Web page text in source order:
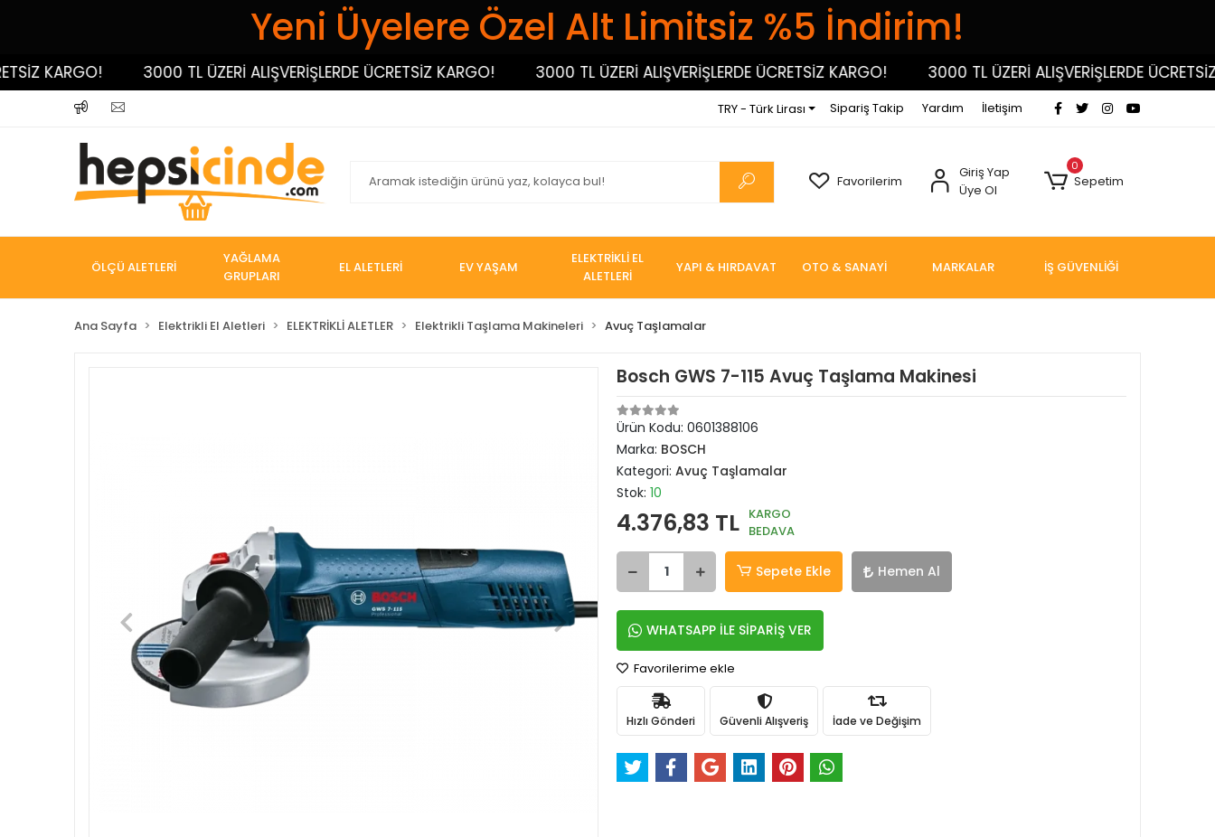
Yeni Üyelere Özel Alt Limitsiz %5 İndirim!
KARGO! 3000 TL ÜZERİ ALIŞVERİŞLERDE ÜCRETSİZ KARGO! 3000 TL ÜZERİ ALIŞVERİŞLERDE ÜCRETSİZ KARGO! 3000 TL ÜZERİ ALIŞVERİŞLERDE ÜCRETSİZ
TRY - Türk Lirası Sipariş Takip Yardım İletişim
Favorilerim
Giriş Yap
Üye Ol
0
Sepetim
ÖLÇÜ ALETLERİ
YAĞLAMA
GRUPLARI
EL ALETLERİ EV YAŞAM
ELEKTRİKLİ EL
ALETLERİ
YAPI & HIRDAVAT OTO & SANAYİ MARKALAR İŞ GÜVENLİĞİ
Ana Sayfa Elektrikli El Aletleri ELEKTRİKLİ ALETLER Elektrikli Taşlama Makineleri Avuç Taşlamalar
Bosch GWS 7-115 Avuç Taşlama Makinesi
Ürün Kodu: 0601388106
Marka: BOSCH
Kategori: Avuç Taşlamalar
Stok: 10
4.376,83 TL KARGO
BEDAVA
Sepete Ekle Hemen Al
WHATSAPP İLE SİPARİŞ VER
Favorilerime ekle
Hızlı Gönderi Güvenli Alışveriş İade ve Değişim